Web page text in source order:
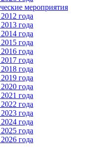
мероприятия
года
года
года
года
года
года
года
года
года
года
года
года
года
года
года